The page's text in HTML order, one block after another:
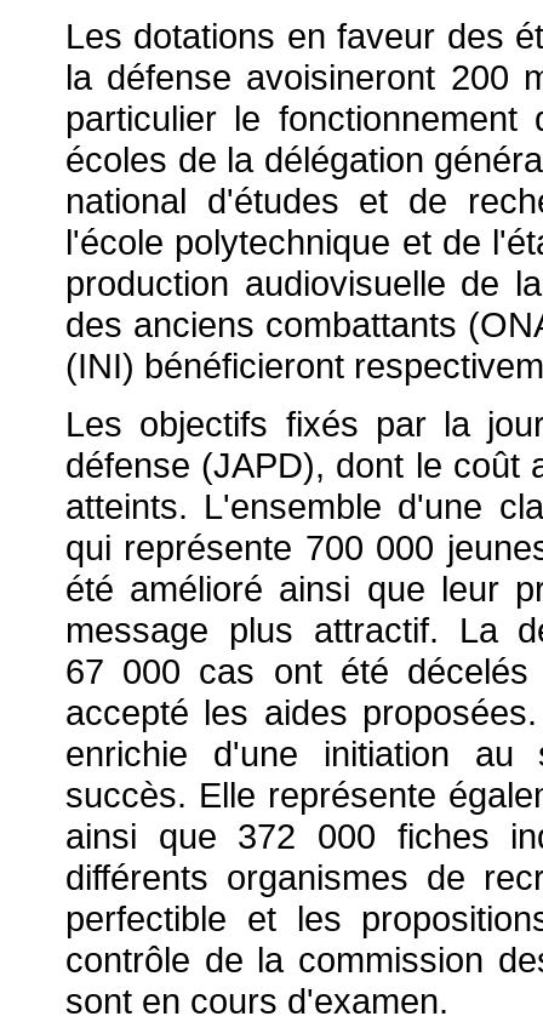
Les dotations en faveur des
la défense avoisineront 200
particulier le
écoles de la délégation
national d'études et de
l'école polytechnique et de
production audiovisuelle de
des anciens combattants
(INI) bénéficieront
Les objectifs fixés par la
défense (JAPD), dont le coût
atteints. L'ensemble d'une
qui représente 700 000
été amélioré ainsi que leur
message plus attractif. La
67 000 cas ont été
accepté les aides
enrichie d'une initiation
succès. Elle représente
ainsi que 372 000 fiches
différents organismes de
perfectible et les
contrôle de la commission
sont en cours d'examen.